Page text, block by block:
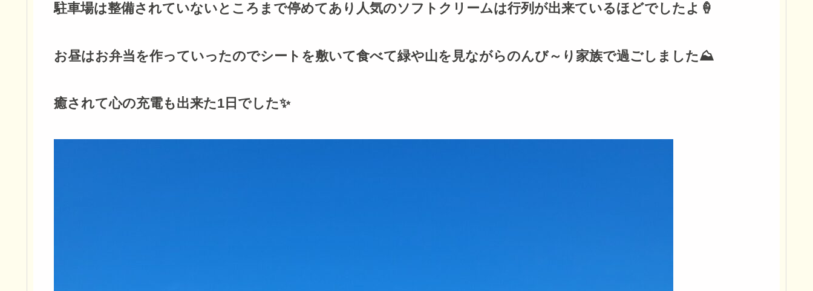
駐車場は整備されていないところまで停めてあり人気のソフトクリームは行列が出来ているほどでしたよ🍦
お昼はお弁当を作っていったのでシートを敷いて食べて緑や山を見ながらのんび～り家族で過ごしました⛰️
癒されて心の充電も出来た1日でした✨